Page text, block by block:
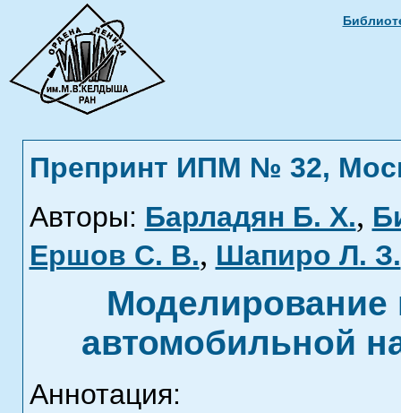
Препринт ИПМ № 32,
Авторы: Барладян Б. Х.,
Ершов С. В., Шапиро Л. З.
Моделирование
автомобильной
Аннотация: